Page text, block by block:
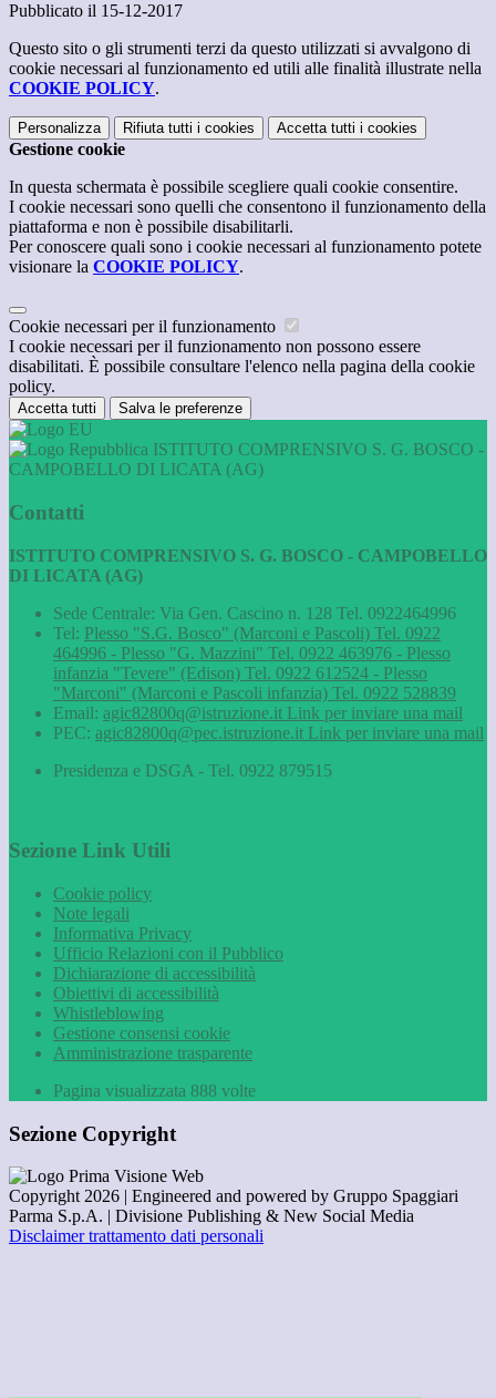
Pubblicato il 15-12-2017
Questo sito o gli strumenti terzi da questo utilizzati si avvalgono di
cookie necessari al funzionamento ed utili alle finalità illustrate nella
COOKIE POLICY.
Personalizza Rifiuta tutti i cookies Accetta tutti i cookies
Gestione cookie
In questa schermata è possibile scegliere quali cookie consentire.
I cookie necessari sono quelli che consentono il funzionamento della
piattaforma e non è possibile disabilitarli.
Per conoscere quali sono i cookie necessari al funzionamento potete
visionare la COOKIE POLICY.
Cookie necessari per il funzionamento
I cookie necessari per il funzionamento non possono essere
disabilitati. È possibile consultare l'elenco nella pagina della cookie
policy.
Accetta tutti Salva le preferenze
ISTITUTO COMPRENSIVO S. G. BOSCO -
CAMPOBELLO DI LICATA (AG)
Contatti
ISTITUTO COMPRENSIVO S. G. BOSCO - CAMPOBELLO
DI LICATA (AG)
Sede Centrale: Via Gen. Cascino n. 128 Tel. 0922464996
Tel: Plesso "S.G. Bosco" (Marconi e Pascoli) Tel. 0922
464996 - Plesso "G. Mazzini" Tel. 0922 463976 - Plesso
infanzia "Tevere" (Edison) Tel. 0922 612524 - Plesso
"Marconi" (Marconi e Pascoli infanzia) Tel. 0922 528839
Email: agic82800q@istruzione.it Link per inviare una mail
PEC: agic82800q@pec.istruzione.it Link per inviare una mail
Presidenza e DSGA - Tel. 0922 879515
Sezione Link Utili
Cookie policy
Note legali
Informativa Privacy
Ufficio Relazioni con il Pubblico
Dichiarazione di accessibilità
Obiettivi di accessibilità
Whistleblowing
Gestione consensi cookie
Amministrazione trasparente
Pagina visualizzata 888 volte
Sezione Copyright
Copyright 2026 | Engineered and powered by Gruppo Spaggiari
Parma S.p.A. | Divisione Publishing & New Social Media
Disclaimer trattamento dati personali